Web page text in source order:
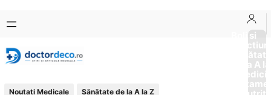
conținut
content
Boli si
Afectiuni
Sănătate
de la A
Noutati Medicale Sănătate de la A la Z